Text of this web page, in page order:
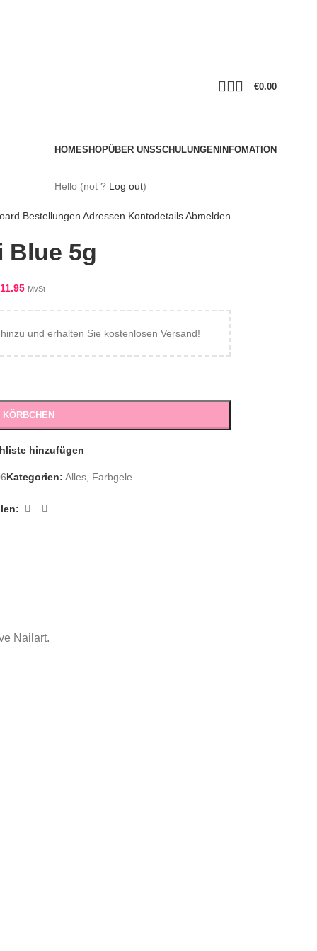
€0.00
HOMESHOPÜBER UNSSCHULUNGEN INFOMATION
Hello (not ? Log out)
Bestellungen Adressen KontodetailsAbmelden
Blue 5g
11.95 MvSt
und erhalten Sie kostenlosen Versand!
KÖRBCHEN
hinzufügen
Kategorien: Alles, Farbgele
Nailart.